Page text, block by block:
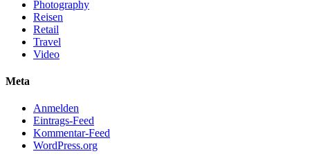
Photography
Reisen
Retail
Travel
Video
Meta
Anmelden
Eintrags-Feed
Kommentar-Feed
WordPress.org